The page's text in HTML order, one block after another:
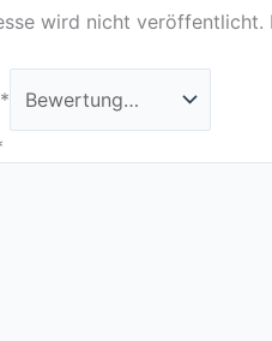
wird nicht veröffentlicht.
*